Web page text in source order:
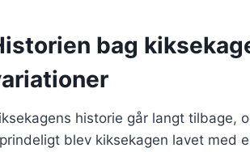
bag
historie går langt tilbage,
blev kiksekagen lavet med